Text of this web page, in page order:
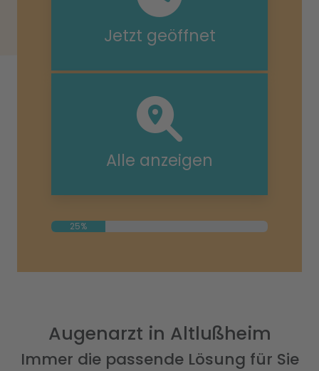
Jetzt geöffnet
Alle anzeigen
25%
Augenarzt in Altlußheim
Immer die passende Lösung für Sie